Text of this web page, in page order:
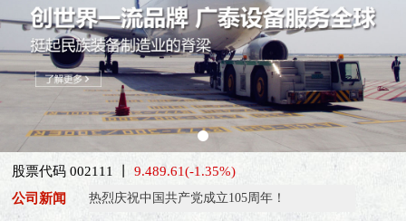
股票代码 002111 丨9.489.61(-1.35%)
公司新闻
热烈庆祝中国共产党成立105周年！